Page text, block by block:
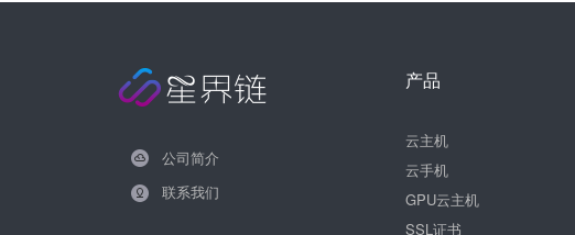
公司简介
联系我们
产品
云主机
云手机
GPU云主机
SSL证书